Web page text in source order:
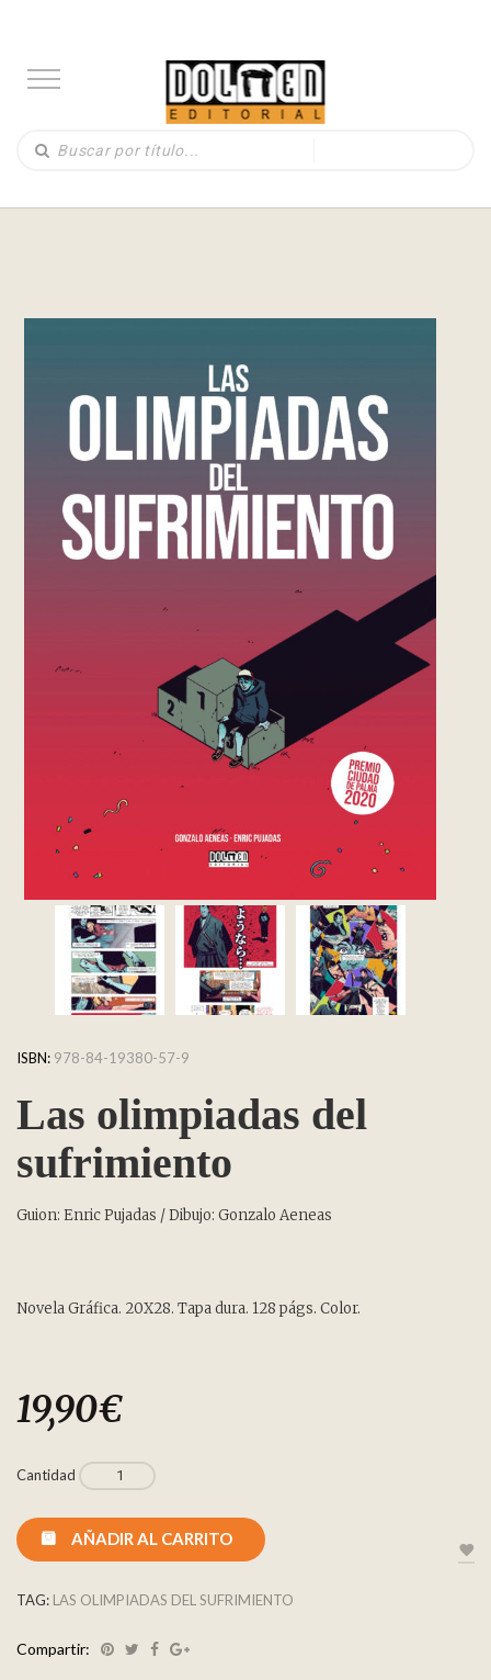
ISBN: 978-84-19380-57-9
Las olimpiadas del
sufrimiento
Guion: Enric Pujadas / Dibujo: Gonzalo Aeneas
Novela Gráfica. 20X28. Tapa dura. 128 págs. Color.
19,90€
Cantidad
AÑADIR AL CARRITO
TAG: LAS OLIMPIADAS DEL SUFRIMIENTO
Compartir: